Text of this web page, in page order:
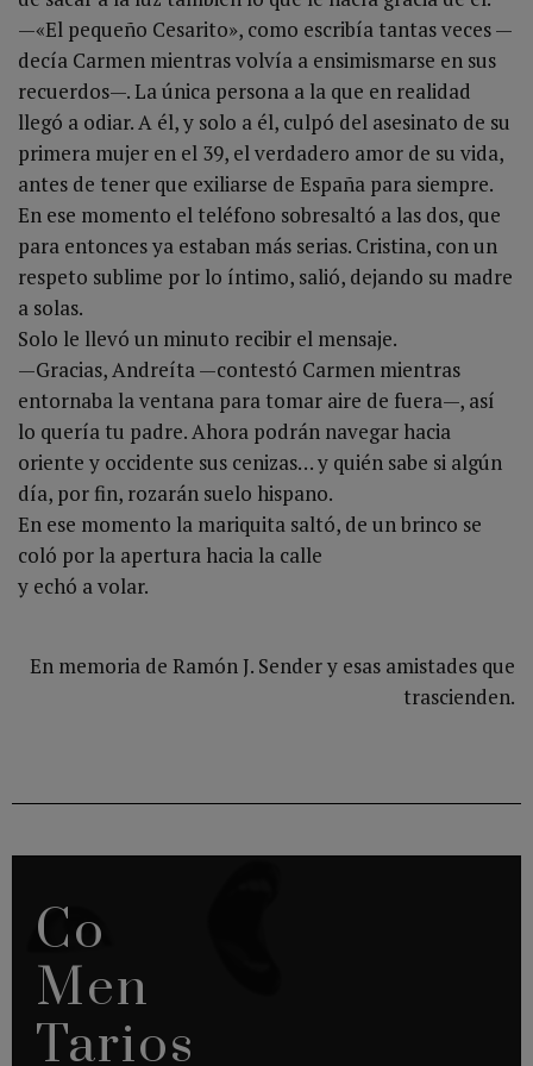
—«El pequeño Cesarito», como escribía tantas veces —
decía Carmen mientras volvía a ensimismarse en sus
recuerdos—. La única persona a la que en realidad
llegó a odiar. A él, y solo a él, culpó del asesinato de su
primera mujer en el 39, el verdadero amor de su vida,
antes de tener que exiliarse de España para siempre.
En ese momento el teléfono sobresaltó a las dos, que
para entonces ya estaban más serias. Cristina, con un
respeto sublime por lo íntimo, salió, dejando su madre
a solas.
Solo le llevó un minuto recibir el mensaje.
—Gracias, Andreíta —contestó Carmen mientras
entornaba la ventana para tomar aire de fuera—, así
lo quería tu padre. Ahora podrán navegar hacia
oriente y occidente sus cenizas… y quién sabe si algún
día, por fin, rozarán suelo hispano.
En ese momento la mariquita saltó, de un brinco se
coló por la apertura hacia la calle
y echó a volar.
En memoria de Ramón J. Sender y esas amistades que
trascienden.
Co
Men
Tarios